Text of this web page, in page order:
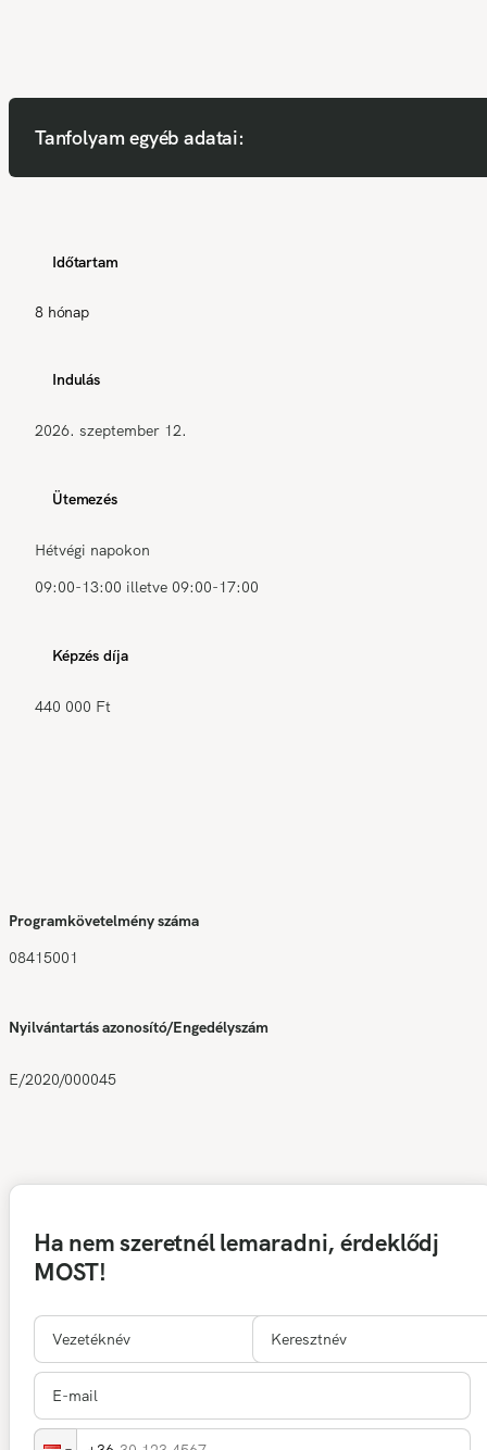
Tanfolyam egyéb adatai:
Időtartam
8 hónap
Indulás
2026. szeptember 12.
Ütemezés
Hétvégi napokon
09:00-13:00 illetve 09:00-17:00
Képzés díja
440 000 Ft
Programkövetelmény száma
08415001
Nyilvántartás azonosító/Engedélyszám
E/2020/000045
Ha nem szeretnél lemaradni, érdeklődj
MOST!